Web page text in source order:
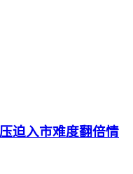
迫入市难度翻倍情